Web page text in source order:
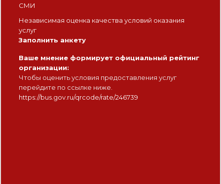
СМИ
Независимая оценка качества условий оказания
услуг
Заполнить анкету
Ваше мнение формирует официальный рейтинг
организации:
Чтобы оценить условия предоставления услуг
перейдите по ссылке ниже.
https://bus.gov.ru/qrcode/rate/246739